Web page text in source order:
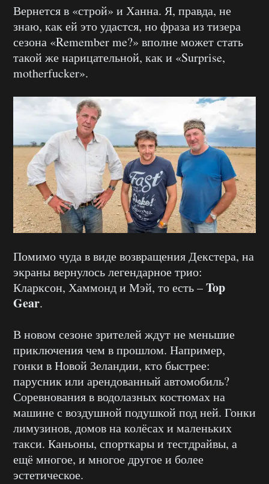
Вернется в «строй» и Ханна. Я, правда, не
знаю, как ей это удастся, но фраза из тизера
сезона «Remember me?» вполне может стать
такой же нарицательной, как и «Surprise,
motherfucker».
Помимо чуда в виде возвращения Декстера, на
экраны вернулось легендарное трио:
Кларксон, Хаммонд и Мэй, то есть –Top
Gear.
В новом сезоне зрителей ждут не меньшие
приключения чем в прошлом. Например,
гонки в Новой Зеландии, кто быстрее:
парусник или арендованный автомобиль?
Соревнования в водолазных костюмах на
машине с воздушной подушкой под ней. Гонки
лимузинов, домов на колёсах и маленьких
такси. Каньоны, спорткары и тестдрайвы, а
ещё многое, и многое другое и более
эстетическое.